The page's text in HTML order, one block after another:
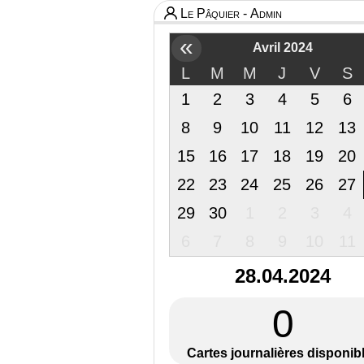
Le Pâquier - Admin
« Avril 2024
L M M J V
S
1
2 3 4 5
6
8
9 10 11 12
13
15
16 17 18 19
20
22
23 24 25 26
27
29
30
28.04.2024
0
Cartes journalières